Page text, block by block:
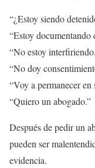
“¿Estoy siendo
“Estoy documentando
“No estoy
“No doy
“Voy a permanecer en
“Quiero un abogado.”
Después de pedir un
pueden ser
evidencia.